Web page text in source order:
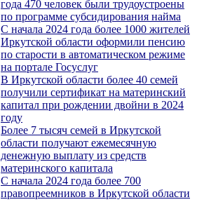
года 470 человек были трудоустроены
по программе субсидирования найма
С начала 2024 года более 1000 жителей
Иркутской области оформили пенсию
по старости в автоматическом режиме
на портале Госуслуг
В Иркутской области более 40 семей
получили сертификат на материнский
капитал при рождении двойни в 2024
году
Более 7 тысяч семей в Иркутской
области получают ежемесячную
денежную выплату из средств
материнского капитала
С начала 2024 года более 700
правопреемников в Иркутской области